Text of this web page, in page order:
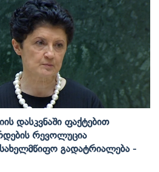
Დასკვნაში Ფაქტებით
Რევოლუცია
Გადატრიალება -